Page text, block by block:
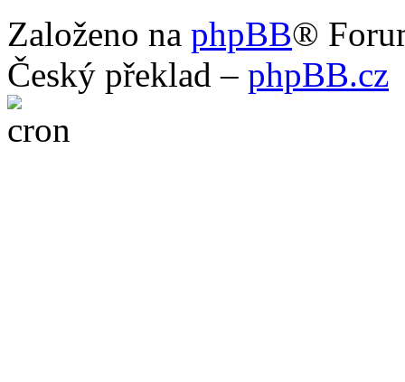
Založeno na phpBB®
Český překlad – phpBB.cz